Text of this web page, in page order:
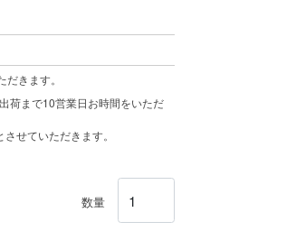
きます。
荷まで10営業日お時間をいただ
せていただきます。
数量